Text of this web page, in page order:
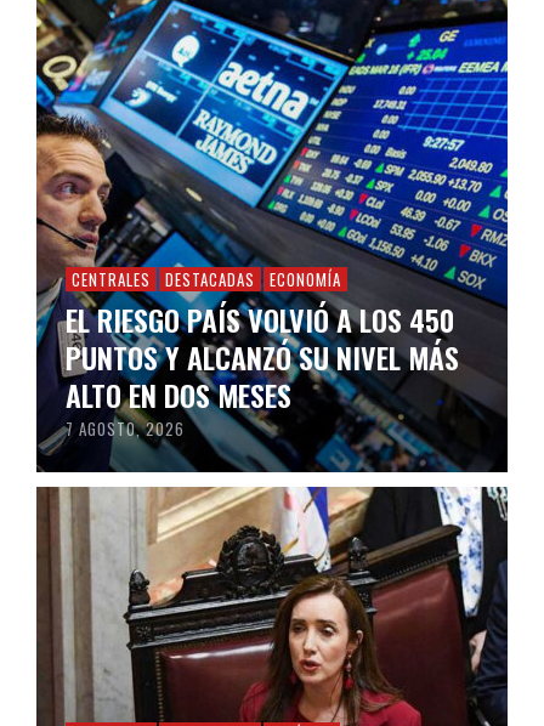
CENTRALES DESTACADAS ECONOMÍA
EL RIESGO PAÍS VOLVIÓ A LOS 450
PUNTOS Y ALCANZÓ SU NIVEL MÁS
ALTO EN DOS MESES
7 AGOSTO, 2026